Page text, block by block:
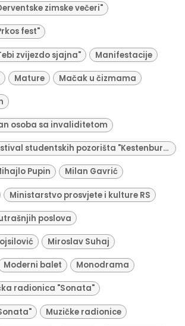
zimske večeri"
fest"
zvijezdo sjajna" Manifestacije
Mature Mačak u čizmama
osoba sa invaliditetom
Međunarodni festival studentskih pozorišta "Kestenburg"
Pupin Milan Gavrić
Ministarstvo prosvjete i kulture RS
poslova
Miroslav Suhaj
Moderni balet Monodrama
radionica "Sonata"
Muzičke radionice